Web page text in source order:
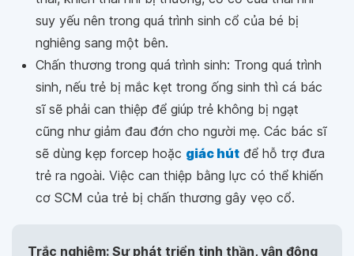
suy yếu nên trong quá trình sinh cổ của bé bị
nghiêng sang một bên.
Chấn thương trong quá trình sinh: Trong quá trình
sinh, nếu trẻ bị mắc kẹt trong ống sinh thì cá bác
sĩ sẽ phải can thiệp để giúp trẻ không bị ngạt
cũng như giảm đau đớn cho người mẹ. Các bác sĩ
sẽ dùng kẹp forcep hoặc giác hút để hỗ trợ đưa
trẻ ra ngoài. Việc can thiệp bằng lực có thể khiến
cơ SCM của trẻ bị chấn thương gây vẹo cổ.
Trắc nghiệm: Sự phát triển tinh thần, vận động